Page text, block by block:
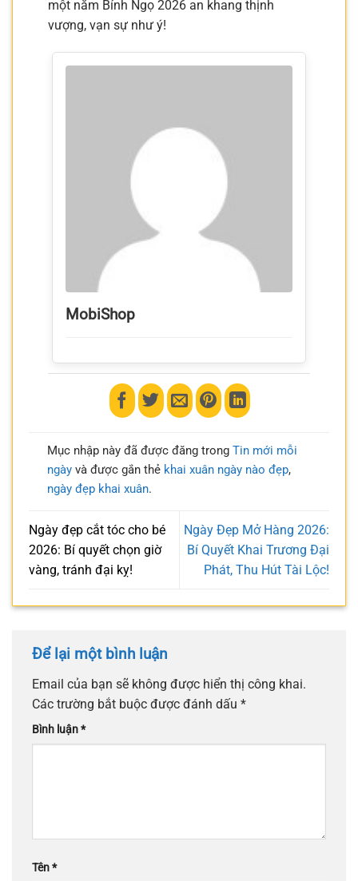
một năm Bính Ngọ 2026 an khang thịnh
vượng, vạn sự như ý!
MobiShop
Mục nhập này đã được đăng trong Tin mới mỗi
ngàyvà được gắn thẻ khai xuân ngày nào đẹp,
ngày đẹp khai xuân.
Ngày đẹp cắt tóc cho bé
2026: Bí quyết chọn giờ
vàng, tránh đại kỵ!
Ngày Đẹp Mở Hàng 2026:
Bí Quyết Khai Trương Đại
Phát, Thu Hút Tài Lộc!
Để lại một bình luận
Email của bạn sẽ không được hiển thị công khai.
Các trường bắt buộc được đánh dấu *
Bình luận*
Tên*